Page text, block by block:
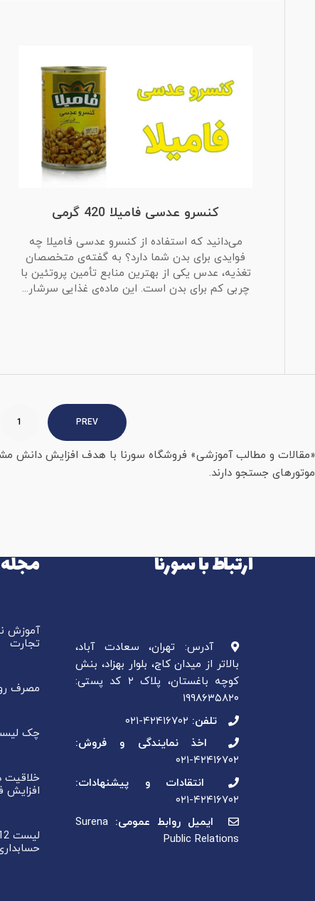
کنسرو عدسی فامیلا 420 گرمی
می‌دانید که استفاده از کنسرو عدسی فامیلا چه
فوایدی برای بدن شما دارد؟ به گفته‌ی متخصصان
تغذیه، عدس یکی از بهترین منابع تأمین پروتئین با
چربی کم برای بدن است. این ماده‌ی غذایی سرشار...
PREV
1
«مقالات و مطالب آموزشی» فروشگاه سورنا با هدف افزایش دانش
موتورهای جستجو دارند.
ارتباط با سورنا
آدرس: تهران، سعادت آباد،
بالاتر از میدان کاج، بلوار بهزاد، بنش
کوچه باغستان، پلاک ۲ کد پستی:
۱۹۹۸۶۳۵۸۲۰
تلفن: ۰۲۱-۴۲۴۱۶۷۰۲
اخذ نمایندگی و فروش:
۰۲۱-۴۲۴۱۶۷۰۲
انتقادات و پیشنهادات:
۰۲۱-۴۲۴۱۶۷۰۲
ایمیل روابط عمومی: Surena
Public Relations
آموزش
تجارت
مصرف
چک
خلاقیت